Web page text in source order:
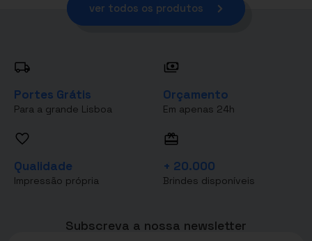
ver todos os produtos
Portes Grátis
Para a grande Lisboa
Orçamento
Em apenas 24h
Qualidade
Impressão própria
+ 20.000
Brindes disponíveis
Subscreva a nossa newsletter